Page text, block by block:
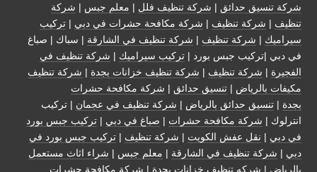
شركة تنسيق حدائق | شركة تنظيف فلل | معلم جبس | شركة
تنظيف | شركة تنظيف | شركة مكافحة حشرات في دبي | تركيب
سيراميك | شركة تنظيف | شركة تنظيف في الشارقة | سباك | صباغ
في دبي |تركيب جبس بورد | تركيب سيراميك | شركة تنظيف في
الفجيرة | شركة تنظيف | شركة تنظيف خزانات بجدة | شركة تنظيف
مكيفات بالرياض | تنسيق حدائق | شركة مكافحة حشرات
بجدة | تنسيق حدائق بالرياض | شركة تنظيف في عجمان | تركيب
انترلوك | شركة مكافحة حشرات | صباغ في دبي | تركيب جبس بورد
في دبي | نقل عفش الكويت | شركة تنظيف | تركيب جبس بورد في
دبي | شركة تنظيف في الشارقة | معلم جبس | شراء اثاث مستعمل
بالرياض | شركه تنظيف خزانات بجدة | شركة مكافحة حشرات